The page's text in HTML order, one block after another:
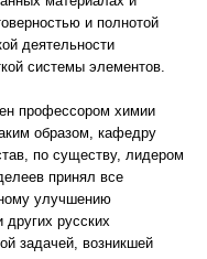
и полнотой
деятельности
системы элементов.
профессором химии
образом, кафедру
по существу, лидером
принял все
улучшению
русских
задачей, возникшей